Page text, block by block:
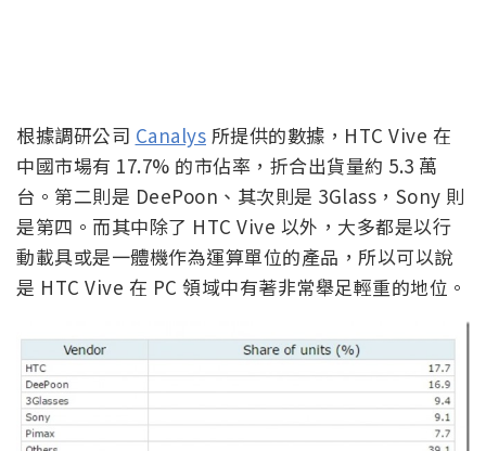
根據調研公司 Canalys 所提供的數據，HTC Vive 在
中國市場有 17.7% 的市佔率，折合出貨量約 5.3 萬
台。第二則是 DeePoon、其次則是 3Glass，Sony 則
是第四。而其中除了 HTC Vive 以外，大多都是以行
動載具或是一體機作為運算單位的產品，所以可以說
是 HTC Vive 在 PC 領域中有著非常舉足輕重的地位。